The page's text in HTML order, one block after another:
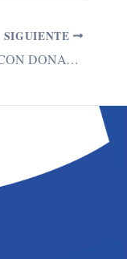
SIGUIENTE
BIENES NACIONALES FORTALECE LA SEMUJER CON DONACIÓN DE FLOTA VEHICULAR